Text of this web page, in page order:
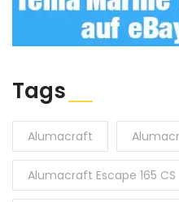
Tags
Alumacraft
Alumacraft Escape 165 CS